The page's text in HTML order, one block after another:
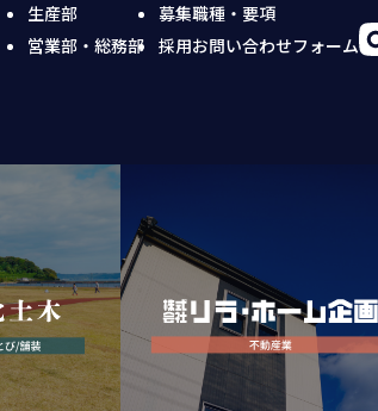
生産部
営業部・総務部
募集職種・要項
採用お問い合わせフォーム